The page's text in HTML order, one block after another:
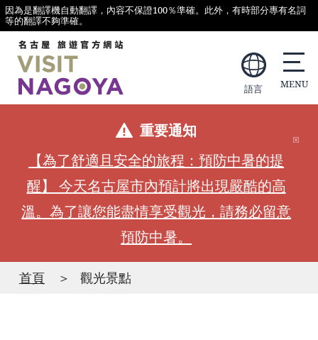
因為是翻譯機自動翻譯，內容不保證100％準確。此外，有時部分專有名詞
等的翻譯不夠準確。
語言
重要通知
【為了舒適且安全的旅程：預防中暑的提
醒】 今天名古屋市內預計將出現嚴酷的高
溫。為了讓您能盡情享受觀光，請務必留意
預防中暑。
首頁 觀光景點